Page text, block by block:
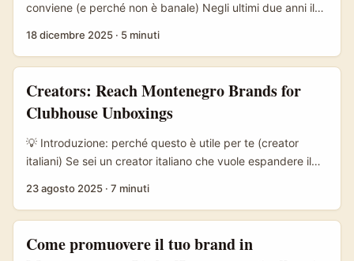
conviene (e perché non è banale) Negli ultimi due anni il
italiano che punta su prodotti lifestyle, travel o tech,
commissionare recensioni visive a creator del Montenegro
può dare credibilità regionale, costi più contenuti e
contenuti autentici per mercati Balcani o turistici. ...
18 dicembre 2025 · 5 minuti
Creators: Reach Montenegro Brands for
Clubhouse Unboxings
💡 Introduzione: perché questo è utile per te (creator
italiani) Se sei un creator italiano che vuole espandere il
magari per un bel caso studio di unboxing su Clubhouse
proposte come quelli europei più grandi, quindi puoi
23 agosto 2025 · 7 minuti
Come promuovere il tuo brand in